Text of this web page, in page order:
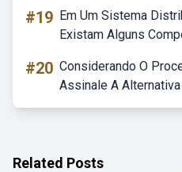
#19 Em Um Sistema
Existam Alguns
#20 Considerando O
Assinale A
Related Posts